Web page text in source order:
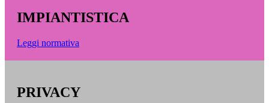
IMPIANTISTICA
Leggi normativa
PRIVACY